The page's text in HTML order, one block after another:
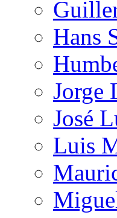
Hans
Jorge
José
Luis